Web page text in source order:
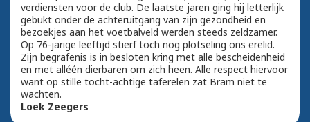
verdiensten voor de club. De laatste jaren ging hij letterlijk
gebukt onder de achteruitgang van zijn gezondheid en
bezoekjes aan het voetbalveld werden steeds zeldzamer.
Op 76-jarige leeftijd stierf toch nog plotseling ons erelid.
Zijn begrafenis is in besloten kring met alle bescheidenheid
en met alléén dierbaren om zich heen. Alle respect hiervoor
want op stille tocht-achtige taferelen zat Bram niet te
wachten.
Loek Zeegers